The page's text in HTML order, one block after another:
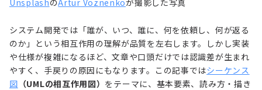
システム開発では「誰が、いつ、誰に、何を依頼し、何が返る
のか」という相互作用の理解が品質を左右します。しかし実装
や仕様が複雑になるほど、文章や口頭だけでは認識差が生まれ
やすく、手戻りの原因にもなります。この記事ではシーケンス
図 （UMLの相互作用図） をテーマに、基本要素、読み方・描き